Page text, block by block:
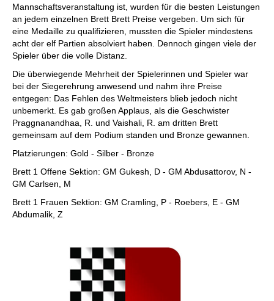
Mannschaftsveranstaltung ist, wurden für die besten Leistungen
an jedem einzelnen Brett Brett Preise vergeben. Um sich für
eine Medaille zu qualifizieren, mussten die Spieler mindestens
acht der elf Partien absolviert haben. Dennoch gingen viele der
Spieler über die volle Distanz.
Die überwiegende Mehrheit der Spielerinnen und Spieler war
bei der Siegerehrung anwesend und nahm ihre Preise
entgegen: Das Fehlen des Weltmeisters blieb jedoch nicht
unbemerkt. Es gab großen Applaus, als die Geschwister
Praggnanandhaa, R. und Vaishali, R. am dritten Brett
gemeinsam auf dem Podium standen und Bronze gewannen.
Platzierungen: Gold - Silber - Bronze
Brett 1 Offene Sektion: GM Gukesh, D - GM Abdusattorov, N -
GM Carlsen, M
Brett 1 Frauen Sektion: GM Cramling, P - Roebers, E - GM
Abdumalik, Z